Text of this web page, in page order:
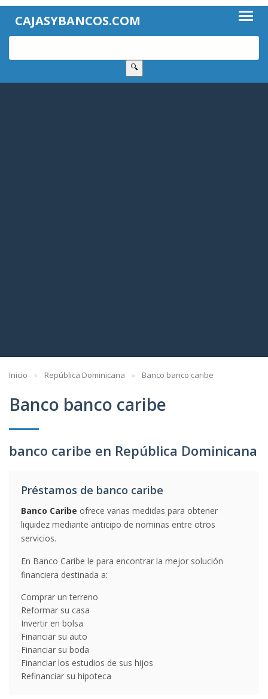
CAJASYBANCOS.COM
🔍
Inicio República Dominicana Banco banco caribe
Banco banco caribe
banco caribe en República Dominicana
Préstamos de banco caribe
Banco Caribe ofrece varias medidas para obtener
liquidez mediante anticipo de nominas entre otros
servicios.
En Banco Caribe le para encontrar la mejor solución
financiera destinada a:
Comprar un terreno
Reformar su casa
Invertir en bolsa
Financiar su auto
Financiar su boda
Financiar los estudios de sus hijos
Refinanciar su hipoteca